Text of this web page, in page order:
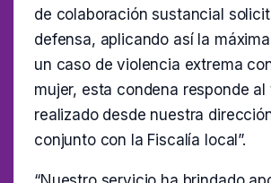
de colaboración sustancial
defensa, aplicando así la
un caso de violencia extrema
mujer, esta condena responde al
realizado desde nuestra
conjunto con la Fiscalía local”.